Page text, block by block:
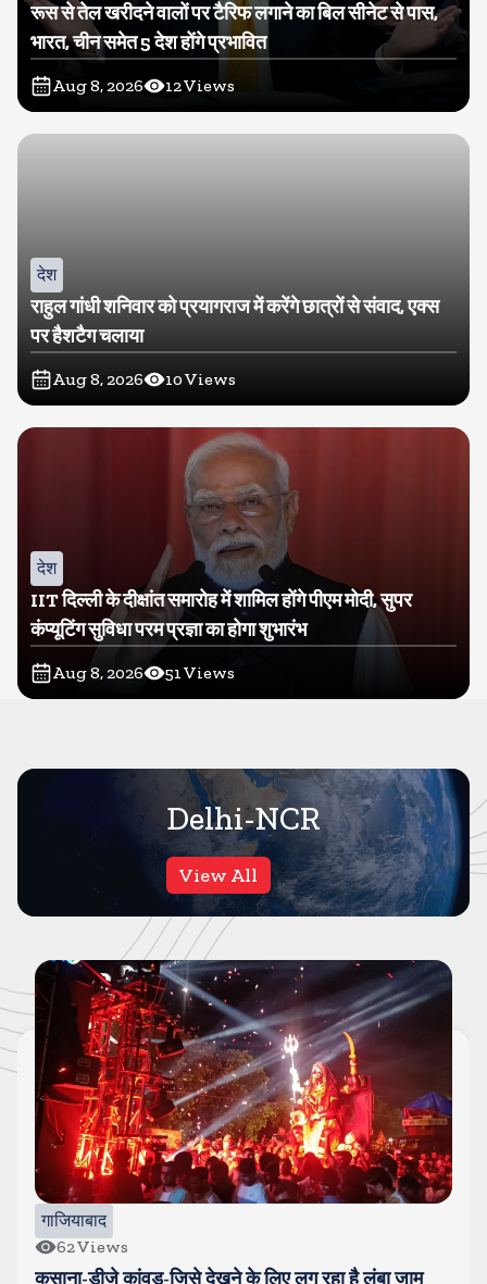
रूस से तेल खरीदने वालों पर टैरिफ लगाने का बिल सीनेट से पास,
भारत, चीन समेत 5 देश होंगे प्रभावित
Aug 8, 2026 12Views
देश
राहुल गांधी शनिवार को प्रयागराज में करेंगे छात्रों से संवाद, एक्स
पर हैशटैग चलाया
Aug 8, 2026 10Views
देश
IIT दिल्ली के दीक्षांत समारोह में शामिल होंगे पीएम मोदी, सुपर
कंप्यूटिंग सुविधा परम प्रज्ञा का होगा शुभारंभ
Aug 8, 2026 51Views
Delhi-NCR
View All
दिल्ली NCR
93Views
दिल्ली में मौत के मुहाने से बचे तीन बच्चे, सडक किनारे खुले ड्रेन